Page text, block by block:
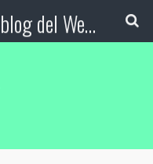
Booking Blog™ - Il blog del Web Marketing Turistico